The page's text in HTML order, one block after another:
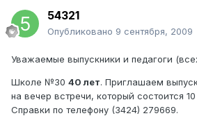
54321
Опубликовано 9 сентября, 2009
Уважаемые выпускники и педагоги
Школе №30 40 лет. Приглашаем
на вечер встречи, который состоится
Справки по телефону (3424) 279669.